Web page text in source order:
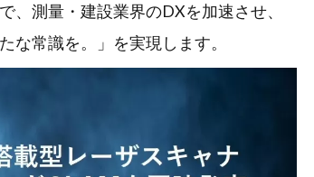
、測量・建設業界のDXを加速させ、
な常識を。」を実現します。